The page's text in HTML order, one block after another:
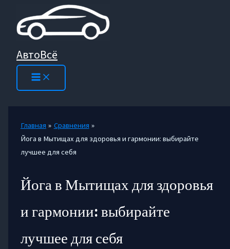
содержимому
АвтоВсё
Главная
Сравнения
Йога в Мытищах для здоровья и гармонии: выбирайте
лучшее для себя
Йога в Мытищах для здоровья
и гармонии: выбирайте
лучшее для себя